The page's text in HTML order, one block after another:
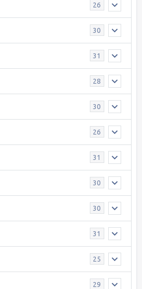
26
30
31
28
30
26
31
30
30
31
25
29